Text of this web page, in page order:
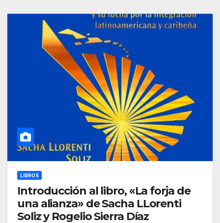
LIBROS
Introducción al libro, «La forja de
una alianza» de Sacha LLorenti
Soliz y Rogelio Sierra Díaz